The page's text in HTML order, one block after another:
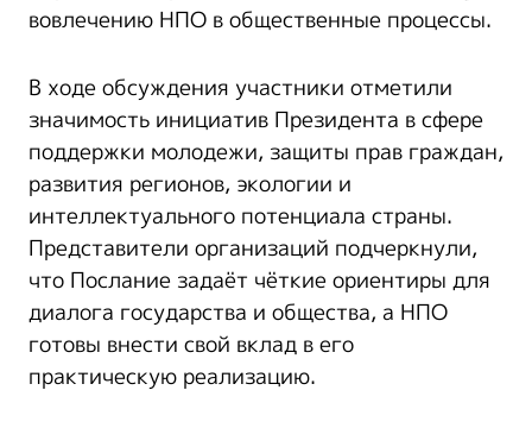
вовлечению НПО в общественные процессы.
В ходе обсуждения участники отметили
значимость инициатив Президента в сфере
поддержки молодежи, защиты прав граждан,
развития регионов, экологии и
интеллектуального потенциала страны.
Представители организаций подчеркнули,
что Послание задаёт чёткие ориентиры для
диалога государства и общества, а НПО
готовы внести свой вклад в его
практическую реализацию.